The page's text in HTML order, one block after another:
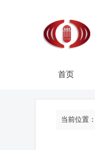
首页
当前位置：